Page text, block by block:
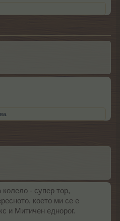
- супер тор,
което ми се е
и Митичен еднорог.